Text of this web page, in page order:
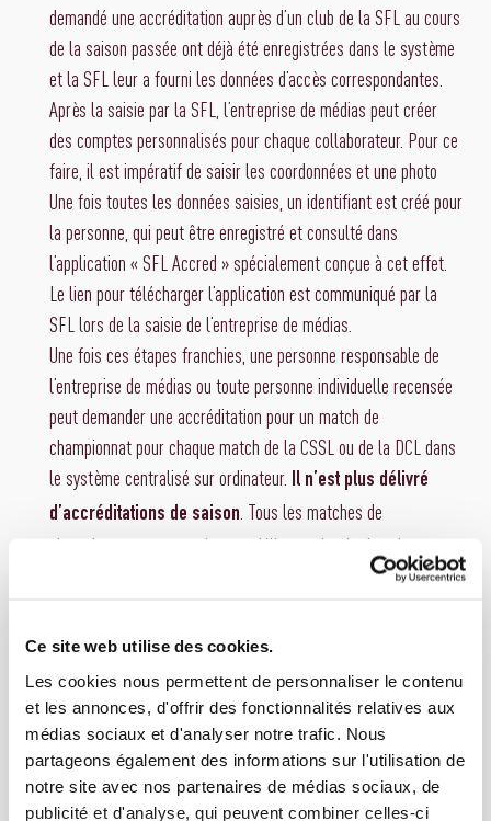
Ce site web utilise des cookies.
Les cookies nous permettent de personnaliser le contenu
et les annonces, d'offrir des fonctionnalités relatives aux
médias sociaux et d'analyser notre trafic. Nous
partageons également des informations sur l'utilisation de
notre site avec nos partenaires de médias sociaux, de
publicité et d'analyse, qui peuvent combiner celles-ci
demandé une accréditation auprès d’un club de la SFL au cours
de la saison passée ont déjà été enregistrées dans le système
et la SFL leur a fourni les données d’accès correspondantes.
Après la saisie par la SFL, l’entreprise de médias peut créer
des comptes personnalisés pour chaque collaborateur. Pour ce
faire, il est impératif de saisir les coordonnées et une photo
Une fois toutes les données saisies, un identifiant est créé pour
la personne, qui peut être enregistré et consulté dans
l’application « SFL Accred » spécialement conçue à cet effet.
Le lien pour télécharger l’application est communiqué par la
SFL lors de la saisie de l’entreprise de médias.
Une fois ces étapes franchies, une personne responsable de
l’entreprise de médias ou toute personne individuelle recensée
peut demander une accréditation pour un match de
championnat pour chaque match de la CSSL ou de la DCL dans
le système centralisé sur ordinateur. Il n’est plus délivré
d’accréditations de saison . Tous les matches de
championnat programmés sont déjà enregistrés dans le
système et il suffit de sélectionner le match souhaité et
Ensuite, le club recevant concerné traite directement cette
recevant délivre la confirmation et transmet directement –
sous réserve de disponibilité – les informations relatives aux
services demandés.